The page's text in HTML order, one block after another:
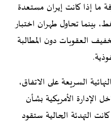
ما إذا كانت إيران مستعدة
بينما تحاول طهران اختبار
العقوبات دون المطالبة
السريعة على الاتفاق،
الأمريكية بشأن
التهدئة الحالية ستقود